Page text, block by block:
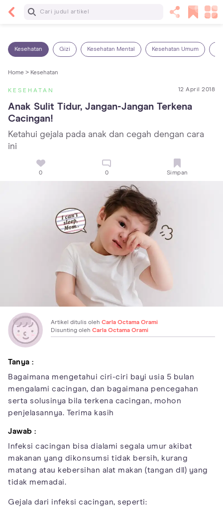
Baca Selanjutnya
Kesehatan Gizi Kesehatan Mental Kesehatan Umum
Home > Kesehatan
KESEHATAN 12 April 2018
Anak Sulit Tidur, Jangan-Jangan Terkena
Cacingan!
Ketahui gejala pada anak dan cegah dengan cara
ini
0 0 Simpan
Artikel ditulis oleh Carla Octama Orami
Disunting oleh Carla Octama Orami
Tanya :
Bagaimana mengetahui ciri-ciri bayi usia 5 bulan
mengalami cacingan, dan bagaimana pencegahan
serta solusinya bila terkena cacingan, mohon
penjelasannya. Terima kasih
Jawab :
Infeksi cacingan bisa dialami segala umur akibat
makanan yang dikonsumsi tidak bersih, kurang
matang atau kebersihan alat makan (tangan dll) yang
tidak memadai.
Gejala dari infeksi cacingan, seperti: